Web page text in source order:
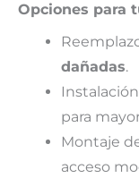
Opciones para
dañadas.
para
Montaje
acceso